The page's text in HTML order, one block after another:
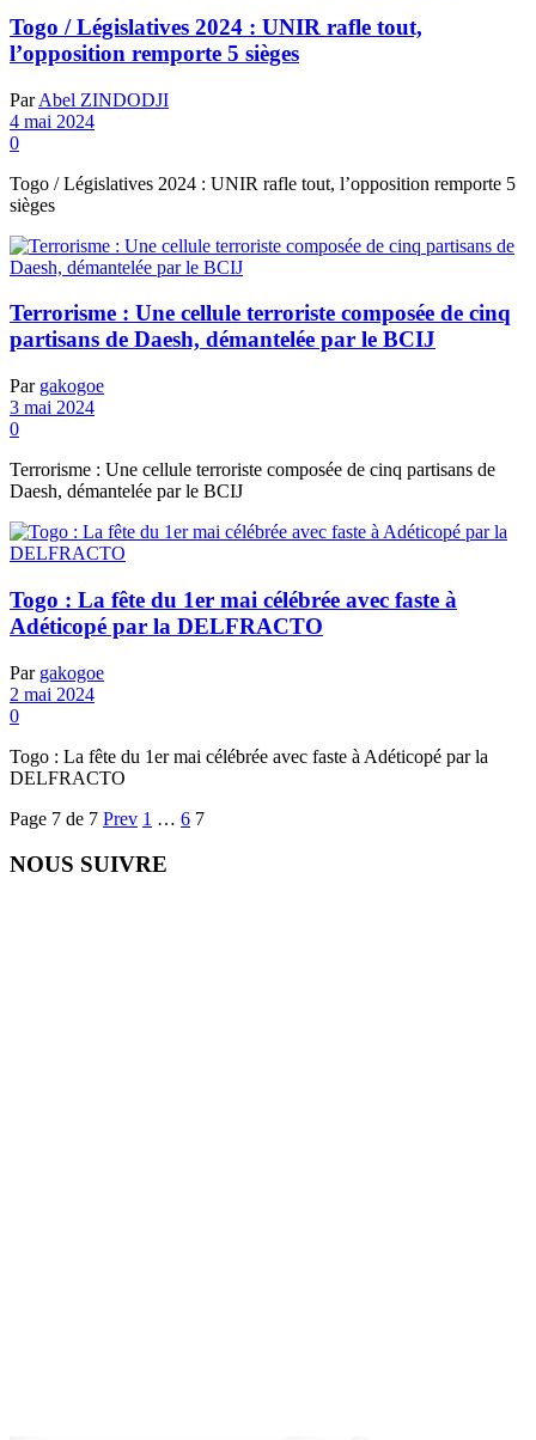
Togo / Législatives 2024 : UNIR rafle tout,
l’opposition remporte 5 sièges
Par Abel ZINDODJI
4 mai 2024
0
Togo / Législatives 2024 : UNIR rafle tout, l’opposition remporte 5
sièges
Terrorisme : Une cellule terroriste composée de cinq
partisans de Daesh, démantelée par le BCIJ
Par gakogoe
3 mai 2024
0
Terrorisme : Une cellule terroriste composée de cinq partisans de
Daesh, démantelée par le BCIJ
Togo : La fête du 1er mai célébrée avec faste à
Adéticopé par la DELFRACTO
Par gakogoe
2 mai 2024
0
Togo : La fête du 1er mai célébrée avec faste à Adéticopé par la
DELFRACTO
Page 7 de 7 Prev 1 … 6 7
NOUS SUIVRE